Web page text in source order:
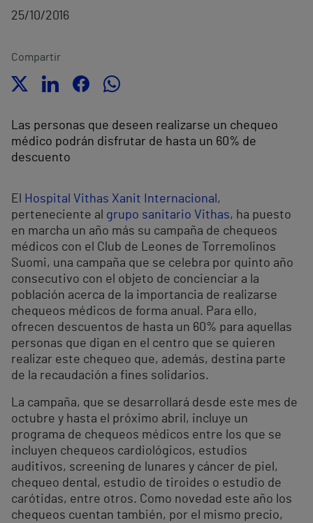
25/10/2016
Compartir
Las personas que deseen realizarse un chequeo
médico podrán disfrutar de hasta un 60% de
descuento
El Hospital Vithas Xanit Internacional ,
perteneciente al grupo sanitario Vithas, ha puesto
en marcha un año más su campaña de chequeos
médicos con el Club de Leones de Torremolinos
Suomi, una campaña que se celebra por quinto año
consecutivo con el objeto de concienciar a la
población acerca de la importancia de realizarse
chequeos médicos de forma anual. Para ello,
ofrecen descuentos de hasta un 60% para aquellas
personas que digan en el centro que se quieren
realizar este chequeo que, además, destina parte
de la recaudación a fines solidarios.
La campaña, que se desarrollará desde este mes de
octubre y hasta el próximo abril, incluye un
programa de chequeos médicos entre los que se
incluyen chequeos cardiológicos, estudios
auditivos, screening de lunares y cáncer de piel,
chequeo dental, estudio de tiroides o estudio de
carótidas, entre otros. Como novedad este año los
chequeos cuentan también, por el mismo precio,